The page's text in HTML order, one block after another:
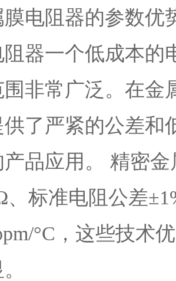
电阻器的参数优
器一个低成本的
非常广泛。在金
了严紧的公差和
品应用。 精密
标准电阻公差
°C，这些技术